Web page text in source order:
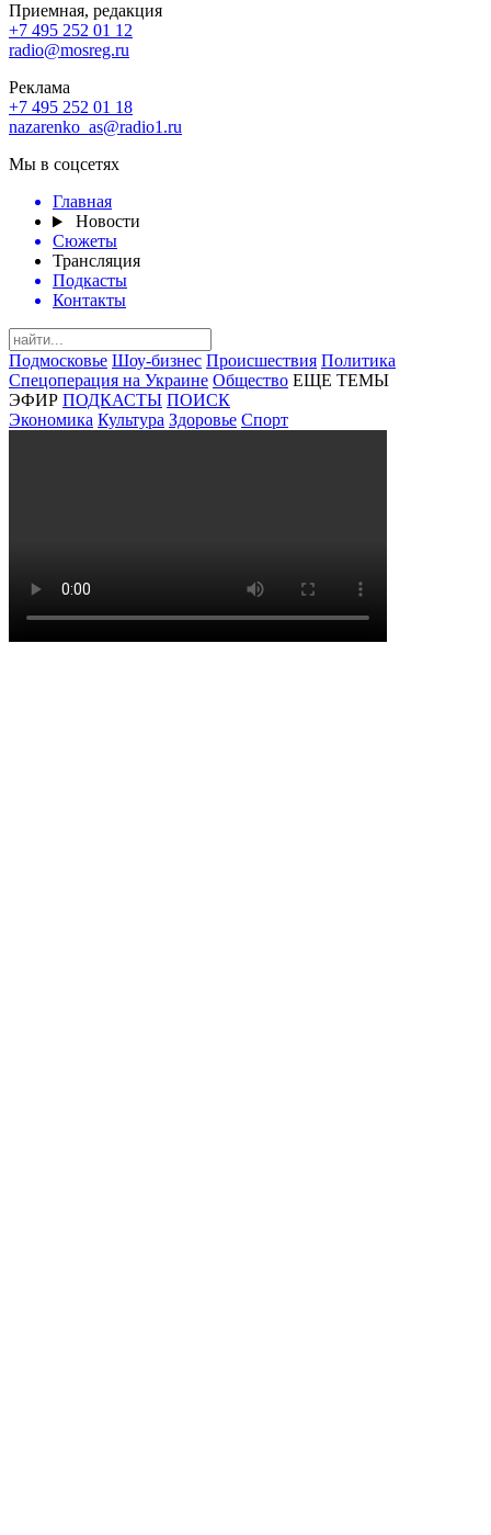
Приемная, редакция
+7 495 252 01 12
radio@mosreg.ru
Реклама
+7 495 252 01 18
nazarenko_as@radio1.ru
Мы в соцсетях
Главная
Новости
Сюжеты
Трансляция
Подкасты
Контакты
Подмосковье Шоу-бизнес Происшествия Политика
Спецоперация на Украине Общество ЕЩЕ ТЕМЫ
ЭФИР ПОДКАСТЫ ПОИСК
Экономика Культура Здоровье Спорт